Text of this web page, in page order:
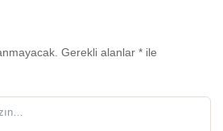
Gerekli alanlar * ile